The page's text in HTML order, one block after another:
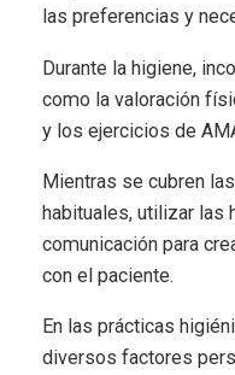
las preferencias y
Durante la higiene,
como la valora­ción
y los ejercicios de
Mientras se cubren
habituales, utilizar las
comunicación para
con el paciente.
En las prácticas
diversos factores